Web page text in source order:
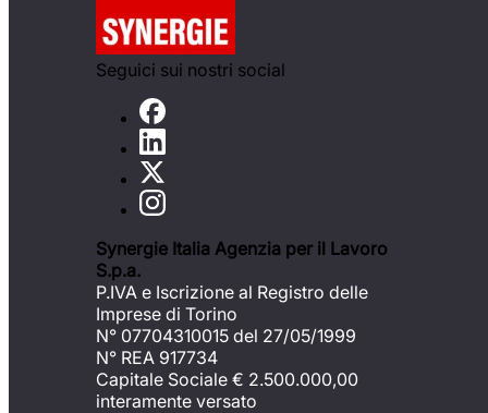
Seguici sui nostri social
Synergie Italia Agenzia per il Lavoro
S.p.a.
P.IVA e Iscrizione al Registro delle
Imprese di Torino
N° 07704310015 del 27/05/1999
N° REA 917734
Capitale Sociale € 2.500.000,00
interamente versato